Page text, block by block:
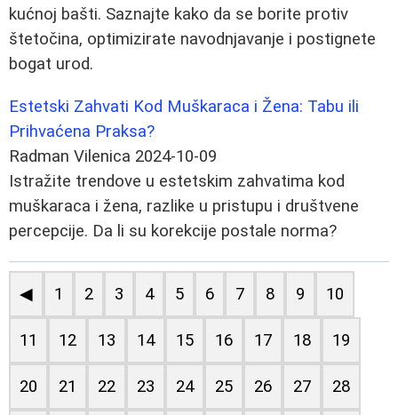
kućnoj bašti. Saznajte kako da se borite protiv
štetočina, optimizirate navodnjavanje i postignete
bogat urod.
Estetski Zahvati Kod Muškaraca i Žena: Tabu ili
Prihvaćena Praksa?
Radman Vilenica 2024-10-09
Istražite trendove u estetskim zahvatima kod
muškaraca i žena, razlike u pristupu i društvene
percepcije. Da li su korekcije postale norma?
◀ 1 2 3 4 5 6 7 8 9 10
11 12 13 14 15 16 17 18 19
20 21 22 23 24 25 26 27 28